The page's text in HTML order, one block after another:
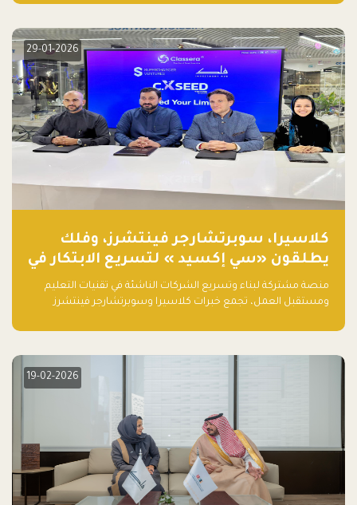
29-01-2026
كلاسيرا، سوبرتشارجر فينتشرز، وفلك
يطلقون «سي إكسيد » لتسريع الابتكار في
تقنيات التعليم ومستقبل العمل
منصة مشتركة لبناء وتسريع الشركات الناشئة في تقنيات التعليم
ومستقبل العمل، تجمع خبرات كلاسيرا وسوبرتشارجر فينتشرز
العالمية.
19-02-2026